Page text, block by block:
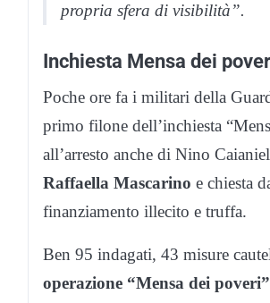
propria sfera di visibilità”.
Inchiesta Mensa dei
Poche ore fa i militari della
primo filone dell’inchiesta
all’arresto anche di Nino
Raffaella Mascarino e chiesta
finanziamento illecito e truffa.
Ben 95 indagati, 43 misure
operazione “Mensa dei poveri”